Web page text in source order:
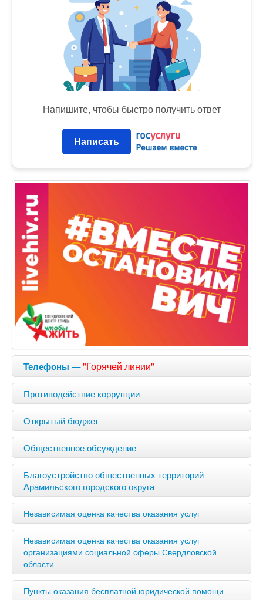
Напишите, чтобы быстро получить ответ
Написать
Телефоны —"Горячей линии"
Противодействие коррупции
Открытый бюджет
Общественное обсуждение
Благоустройство общественных территорий
Арамильского городского округа
Независимая оценка качества оказания услуг
Независимая оценка качества оказания услуг
организациями социальной сферы Свердловской
области
Пункты оказания бесплатной юридической помощи